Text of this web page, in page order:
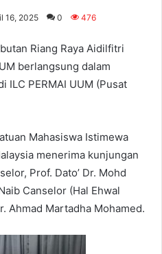
16, 2025 0 476
Riang Raya Aidilfitri
berlangsung dalam
ILC PERMAI UUM (Pusat
Mahasiswa Istimewa
menerima kunjungan
Prof. Dato’ Dr. Mohd
Canselor (Hal Ehwal
Ahmad Martadha Mohamed.